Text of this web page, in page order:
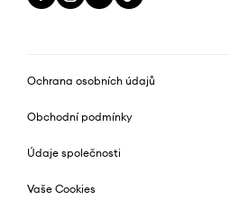
Ochrana osobních údajů
Obchodní podmínky
Údaje společnosti
Vaše Cookies